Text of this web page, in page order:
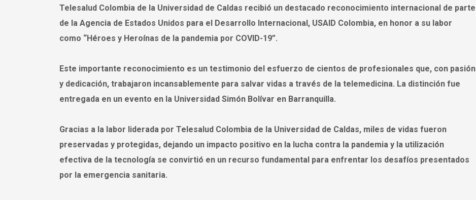
Telesalud Colombia de la Universidad de Caldas recibió un destacado reconocimiento internacional de parte
de la Agencia de Estados Unidos para el Desarrollo Internacional, USAID Colombia, en honor a su labor
como “Héroes y Heroínas de la pandemia por COVID-19”.
Este importante reconocimiento es un testimonio del esfuerzo de cientos de profesionales que, con pasión
y dedicación, trabajaron incansablemente para salvar vidas a través de la telemedicina. La distinción fue
entregada en un evento en la Universidad Simón Bolívar en Barranquilla.
Gracias a la labor liderada por Telesalud Colombia de la Universidad de Caldas, miles de vidas fueron
preservadas y protegidas, dejando un impacto positivo en la lucha contra la pandemia y la utilización
efectiva de la tecnología se convirtió en un recurso fundamental para enfrentar los desafíos presentados
por la emergencia sanitaria.